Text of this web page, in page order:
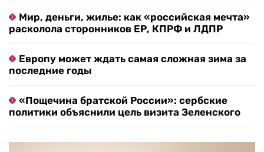
Мир, деньги, жилье: как «российская мечта»
расколола сторонников ЕР, КПРФ и ЛДПР
Европу может ждать самая сложная зима за
последние годы
«Пощечина братской России»: сербские
политики объяснили цель визита Зеленского